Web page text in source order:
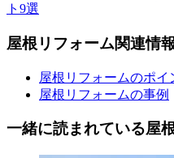
ト9選
屋根 リフォーム関連情
屋根リフォームのポイ
屋根リフォームの事例
一緒に読まれている屋